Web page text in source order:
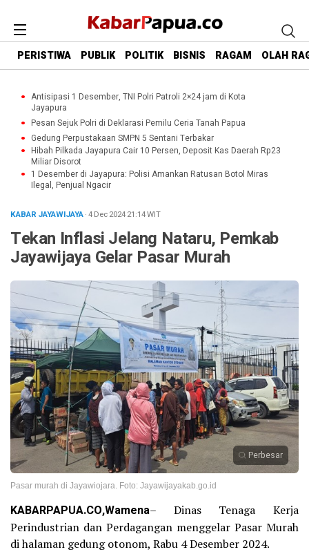
PERISTIWA PUBLIK POLITIK BISNIS RAGAM OLAH
Antisipasi 1 Desember, TNI Polri Patroli 2×24 jam di Kota
Jayapura
Pesan Sejuk Polri di Deklarasi Pemilu Ceria Tanah Papua
Gedung Perpustakaan SMPN 5 Sentani Terbakar
Hibah Pilkada Jayapura Cair 10 Persen, Deposit Kas Daerah Rp23
Miliar Disorot
1 Desember di Jayapura: Polisi Amankan Ratusan Botol Miras
Ilegal, Penjual Ngacir
KABAR JAYAWIJAYA· 4 Dec 202421:14WIT
Tekan Inflasi Jelang Nataru, Pemkab
Jayawijaya Gelar Pasar Murah
Perbesar
Pasar murah di Jayawiojara. Foto: Jayawijayakab.go.id
KABARPAPUA.CO,Wamena– Dinas Tenaga Kerja
Perindustrian dan Perdagangan menggelar Pasar Murah
di halaman gedung otonom, Rabu 4 Desember 2024.